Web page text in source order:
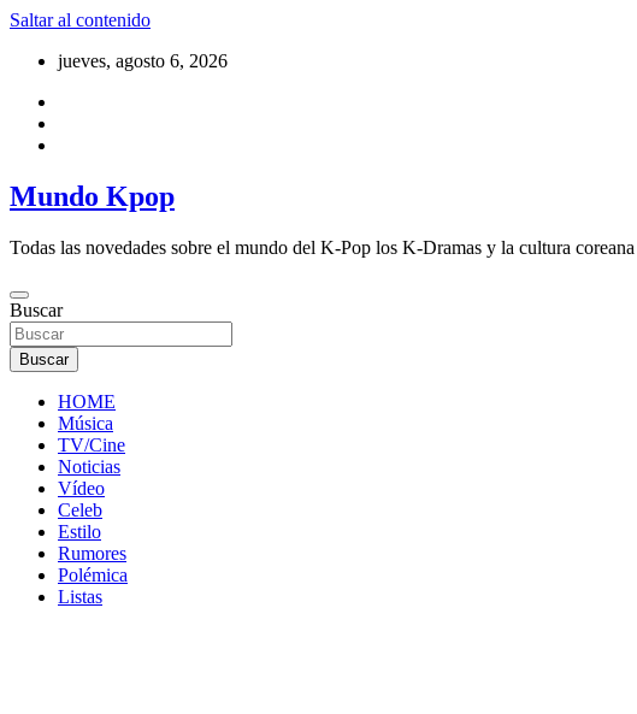
Saltar al contenido
jueves, agosto 6, 2026
Mundo Kpop
Todas las novedades sobre el mundo del K-Pop los K-Dramas y la cultura
Buscar
Buscar
HOME
Música
TV/Cine
Noticias
Vídeo
Celeb
Estilo
Rumores
Polémica
Listas